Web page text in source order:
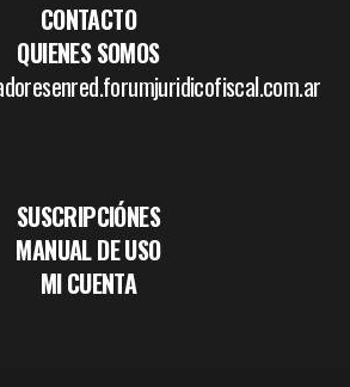
CONTACTO
QUIENES SOMOS
SUSCRIPCIÓNES
MANUAL DE USO
MI CUENTA